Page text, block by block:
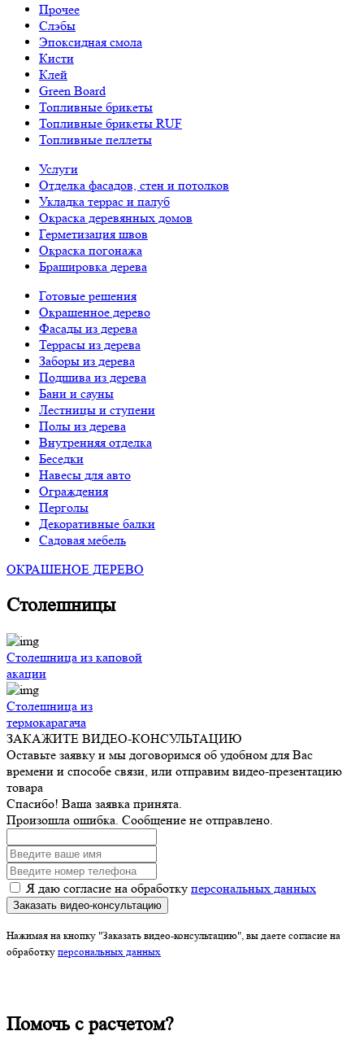
Прочее
Слэбы
Эпоксидная смола
Кисти
Клей
Green Board
Топливные брикеты
Топливные брикеты RUF
Топливные пеллеты
Услуги
Отделка фасадов, стен и потолков
Укладка террас и палуб
Окраска деревянных домов
Герметизация швов
Окраска погонажа
Брашировка дерева
Готовые решения
Окрашенное дерево
Фасады из дерева
Террасы из дерева
Заборы из дерева
Подшива из дерева
Бани и сауны
Лестницы и ступени
Полы из дерева
Внутренняя отделка
Беседки
Навесы для авто
Ограждения
Перголы
Декоративные балки
Садовая мебель
ОКРАШЕНОЕ ДЕРЕВО
Столешницы
Столешница из каповой
акации
Столешница из
термокарагача
ЗАКАЖИТЕ ВИДЕО-КОНСУЛЬТАЦИЮ
Оставьте заявку и мы договоримся об удобном для Вас
времени и способе связи, или отправим видео-презентацию
товара
Спасибо! Ваша заявка принята.
Произошла ошибка. Сообщение не отправлено.
Я даю согласие на обработку персональных данных
Заказать видео-консультацию
Нажимая на кнопку "Заказать видео-консультацию", вы даете согласие на
обработку персональных данных
Помочь с расчетом?